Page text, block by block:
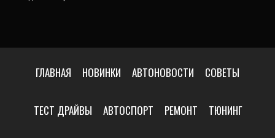
ГЛАВНАЯ НОВИНКИ АВТОНОВОСТИ СОВЕТЫ
ТЕСТ ДРАЙВЫ АВТОСПОРТ РЕМОНТ ТЮНИНГ